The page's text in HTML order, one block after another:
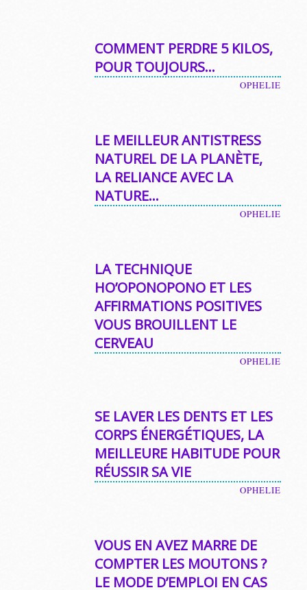
COMMENT PERDRE 5 KILOS,
POUR TOUJOURS…
OPHELIE
LE MEILLEUR ANTISTRESS
NATUREL DE LA PLANÈTE,
LA RELIANCE AVEC LA
NATURE…
OPHELIE
LA TECHNIQUE
HO’OPONOPONO ET LES
AFFIRMATIONS POSITIVES
VOUS BROUILLENT LE
CERVEAU
OPHELIE
SE LAVER LES DENTS ET LES
CORPS ÉNERGÉTIQUES, LA
MEILLEURE HABITUDE POUR
RÉUSSIR SA VIE
OPHELIE
VOUS EN AVEZ MARRE DE
COMPTER LES MOUTONS ?
LE MODE D’EMPLOI EN CAS